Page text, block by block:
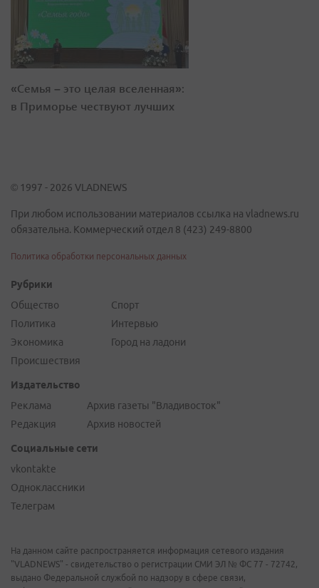
«Семья – это целая вселенная»:
в Приморье чествуют лучших
© 1997 - 2026 VLADNEWS
При любом использовании материалов ссылка на vladnews.ru
обязательна. Коммерческий отдел 8 (423) 249-8800
Политика обработки персональных данных
Рубрики
Общество
Политика
Экономика
Происшествия
Спорт
Интервью
Город на ладони
Издательство
Реклама
Редакция
Архив газеты "Владивосток"
Архив новостей
Социальные сети
vkontakte
Одноклассники
Телеграм
На данном сайте распространяется информация сетевого издания
"VLADNEWS" - свидетельство о регистрации СМИ ЭЛ № ФС 77 - 72742,
выдано Федеральной службой по надзору в сфере связи,